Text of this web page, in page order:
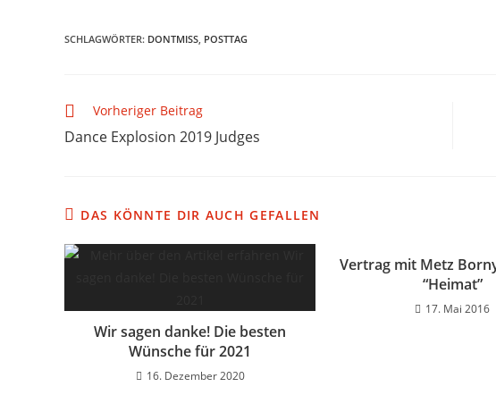
SCHLAGWÖRTER: DONTMISS POSTTAG
Vorheriger Beitrag
Dance Explosion 2019 Judges
DAS KÖNNTE DIR AUCH GEFALLEN
Wir sagen danke! Die besten
Wünsche für 2021
16. Dezember 2020
Vertrag mit Metz
“Heimat”
17. Mai 2016